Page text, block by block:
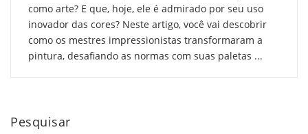
como arte? E que, hoje, ele é admirado por seu uso
inovador das cores? Neste artigo, você vai descobrir
como os mestres impressionistas transformaram a
pintura, desafiando as normas com suas paletas ...
Pesquisar